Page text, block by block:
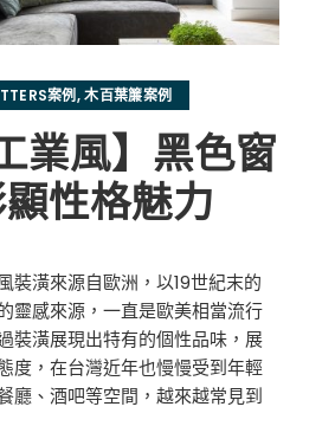
案例,木百葉簾案例
業風】黑色窗
性格魅力
裝潢來源自歐洲，以19世紀末的
靈感來源，一直是歐美相當流行
裝潢展現出特有的個性品味，展
度，在台灣近年也慢慢受到年輕
廳、酒吧等空間，越來越常見到